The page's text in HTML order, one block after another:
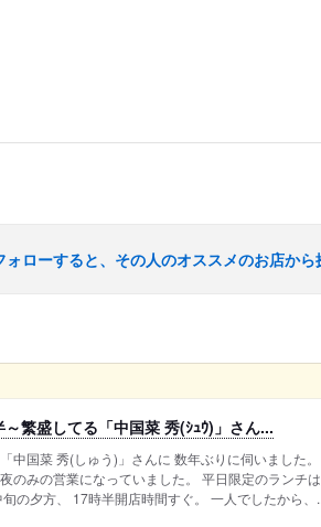
ローすると、その人のオススメのお店から
繁盛してる「中国菜 秀(ｼｭｳ)」さん...
中国菜 秀(しゅう)」さんに 数年ぶりに伺いました
のみの営業になっていました。 平日限定のランチは
の夕方、 17時半開店時間すぐ。 一人でしたから、